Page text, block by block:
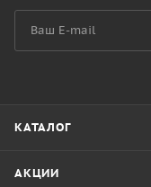
КАТАЛОГ
АКЦИИ